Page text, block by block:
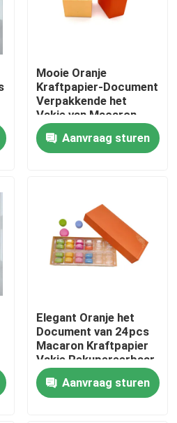
op
Mooie Oranje
Kraftpapier-Document
Verpakkende het
Vakje van Macaron
Rekupereerbare
UVdeklaag 2pcs
Aanvraag sturen
Elegant Oranje het
Document van 24pcs
Macaron Kraftpapier
Vakje Rekupereerbaar
met Plastic Binnen
Aanvraag sturen